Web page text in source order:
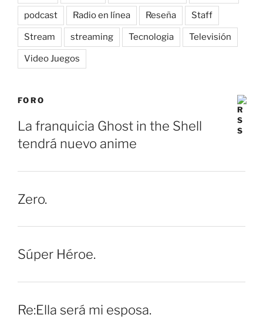
podcast Radio en línea Reseña Staff
Stream streaming Tecnologia Televisión
Video Juegos
FORO
La franquicia Ghost in the Shell
tendrá nuevo anime
Zero.
Súper Héroe.
Re:Ella será mi esposa.